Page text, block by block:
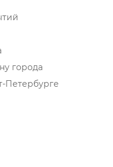
города
Петербурге